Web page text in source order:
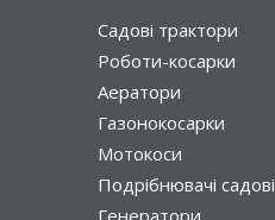
Садові трактори
Роботи-косарки
Аератори
Газонокосарки
Мотокоси
Подрібнювачі садові